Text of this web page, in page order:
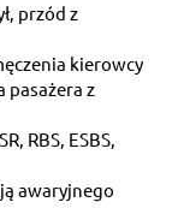
przód z
kierowcy
pasażera z
RBS, ESBS,
awaryjnego